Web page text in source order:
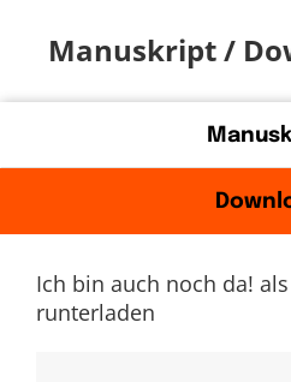
Manuskript /
Ich bin auch noch da!
runterladen